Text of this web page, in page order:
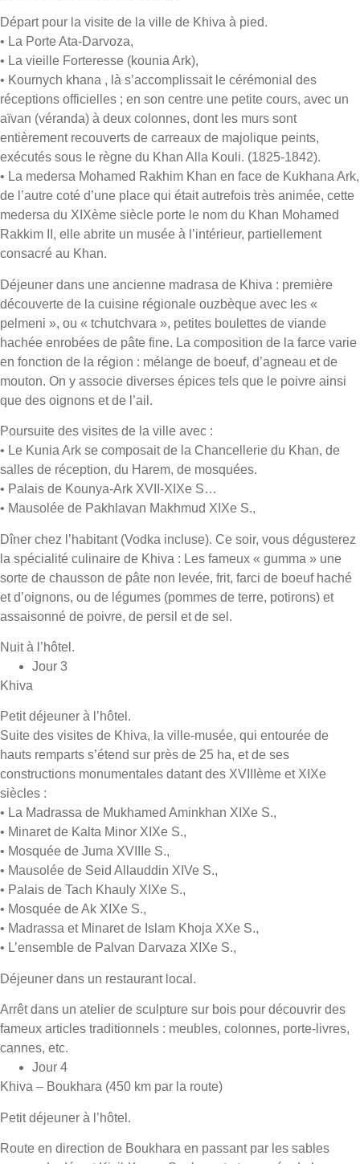
Départ pour la visite de la ville de Khiva à pied.
• La Porte Ata-Darvoza,
• La vieille Forteresse (kounia Ark),
• Kournych khana , là s’accomplissait le cérémonial des
réceptions officielles ; en son centre une petite cours, avec un
aïvan (véranda) à deux colonnes, dont les murs sont
entièrement recouverts de carreaux de majolique peints,
exécutés sous le règne du Khan Alla Kouli. (1825-1842).
• La medersa Mohamed Rakhim Khan en face de Kukhana Ark,
de l’autre coté d’une place qui était autrefois très animée, cette
medersa du XIXème siècle porte le nom du Khan Mohamed
Rakkim II, elle abrite un musée à l’intérieur, partiellement
consacré au Khan.
Déjeuner dans une ancienne madrasa de Khiva : première
découverte de la cuisine régionale ouzbèque avec les «
pelmeni », ou « tchutchvara », petites boulettes de viande
hachée enrobées de pâte fine. La composition de la farce varie
en fonction de la région : mélange de boeuf, d’agneau et de
mouton. On y associe diverses épices tels que le poivre ainsi
que des oignons et de l’ail.
Poursuite des visites de la ville avec :
• Le Kunia Ark se composait de la Chancellerie du Khan, de
salles de réception, du Harem, de mosquées.
• Palais de Kounya-Ark XVII-XIXe S…
• Mausolée de Pakhlavan Makhmud XIXe S.,
Dîner chez l’habitant (Vodka incluse). Ce soir, vous dégusterez
la spécialité culinaire de Khiva : Les fameux « gumma » une
sorte de chausson de pâte non levée, frit, farci de boeuf haché
et d’oignons, ou de légumes (pommes de terre, potirons) et
assaisonné de poivre, de persil et de sel.
Nuit à l’hôtel.
Jour 3
Khiva
Petit déjeuner à l’hôtel.
Suite des visites de Khiva, la ville-musée, qui entourée de
hauts remparts s’étend sur près de 25 ha, et de ses
constructions monumentales datant des XVIIIème et XIXe
siècles :
• La Madrassa de Mukhamed Aminkhan XIXe S.,
• Minaret de Kalta Minor XIXe S.,
• Mosquée de Juma XVIIIe S.,
• Mausolée de Seid Allauddin XIVe S.,
• Palais de Tach Khauly XIXe S.,
• Mosquée de Ak XIXe S.,
• Madrassa et Minaret de Islam Khoja XXe S.,
• L’ensemble de Palvan Darvaza XIXe S.,
Déjeuner dans un restaurant local.
Arrêt dans un atelier de sculpture sur bois pour découvrir des
fameux articles traditionnels : meubles, colonnes, porte-livres,
cannes, etc.
Jour 4
Khiva – Boukhara (450 km par la route)
Petit déjeuner à l’hôtel.
Route en direction de Boukhara en passant par les sables